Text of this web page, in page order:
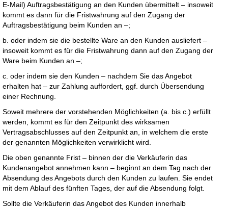
E-Mail) Auftragsbestätigung an den Kunden übermittelt – insoweit
kommt es dann für die Fristwahrung auf den Zugang der
Auftragsbestätigung beim Kunden an –;
b. oder indem sie die bestellte Ware an den Kunden ausliefert –
insoweit kommt es für die Fristwahrung dann auf den Zugang der
Ware beim Kunden an –;
c. oder indem sie den Kunden – nachdem Sie das Angebot
erhalten hat – zur Zahlung auffordert, ggf. durch Übersendung
einer Rechnung.
Soweit mehrere der vorstehenden Möglichkeiten (a. bis c.) erfüllt
werden, kommt es für den Zeitpunkt des wirksamen
Vertragsabschlusses auf den Zeitpunkt an, in welchem die erste
der genannten Möglichkeiten verwirklicht wird.
Die oben genannte Frist – binnen der die Verkäuferin das
Kundenangebot annehmen kann – beginnt an dem Tag nach der
Absendung des Angebots durch den Kunden zu laufen. Sie endet
mit dem Ablauf des fünften Tages, der auf die Absendung folgt.
Sollte die Verkäuferin das Angebot des Kunden innerhalb